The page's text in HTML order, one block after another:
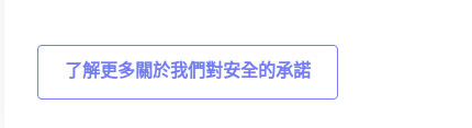
了解更多關於我們對安全的承諾